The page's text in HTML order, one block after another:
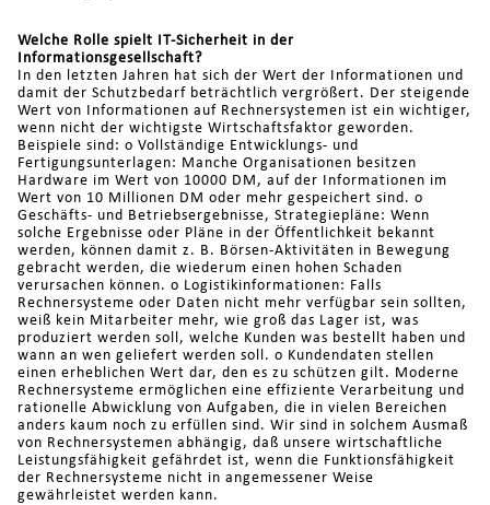
Welche Rolle spielt IT-Sicherheit in der
Informationsgesellschaft?
In den letzten Jahren hat sich der Wert der Informationen und
damit der Schutzbedarf beträchtlich vergrößert. Der steigende
Wert von Informationen auf Rechnersystemen ist ein wichtiger,
wenn nicht der wichtigste Wirtschaftsfaktor geworden.
Beispiele sind: o Vollständige Entwicklungs- und
Fertigungsunterlagen: Manche Organisationen besitzen
Hardware im Wert von 10000 DM, auf der Informationen im
Wert von 10 Millionen DM oder mehr gespeichert sind. o
Geschäfts- und Betriebsergebnisse, Strategiepläne: Wenn
solche Ergebnisse oder Pläne in der Öffentlichkeit bekannt
werden, können damit z. B. Börsen-Aktivitäten in Bewegung
gebracht werden, die wiederum einen hohen Schaden
verursachen können. o Logistikinformationen: Falls
Rechnersysteme oder Daten nicht mehr verfügbar sein sollten,
weiß kein Mitarbeiter mehr, wie groß das Lager ist, was
produziert werden soll, welche Kunden was bestellt haben und
wann an wen geliefert werden soll. o Kundendaten stellen
einen erheblichen Wert dar, den es zu schützen gilt. Moderne
Rechnersysteme ermöglichen eine effiziente Verarbeitung und
rationelle Abwicklung von Aufgaben, die in vielen Bereichen
anders kaum noch zu erfüllen sind. Wir sind in solchem Ausmaß
von Rechnersystemen abhängig, daß unsere wirtschaftliche
Leistungsfähigkeit gefährdet ist, wenn die Funktionsfähigkeit
der Rechnersysteme nicht in angemessener Weise
gewährleistet werden kann.